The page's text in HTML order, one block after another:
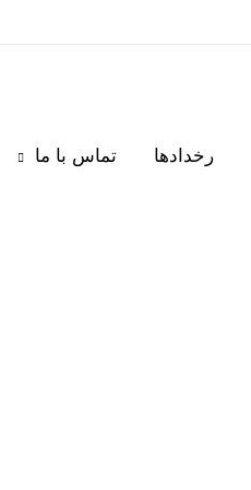
رخدادها تماس با ما